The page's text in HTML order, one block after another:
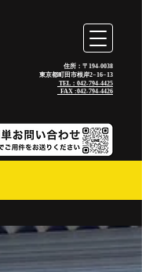
住所：〒194-0038
東京都町田市根岸2−16−13
TEL：042-794-4425
_FAX :042-794-4426